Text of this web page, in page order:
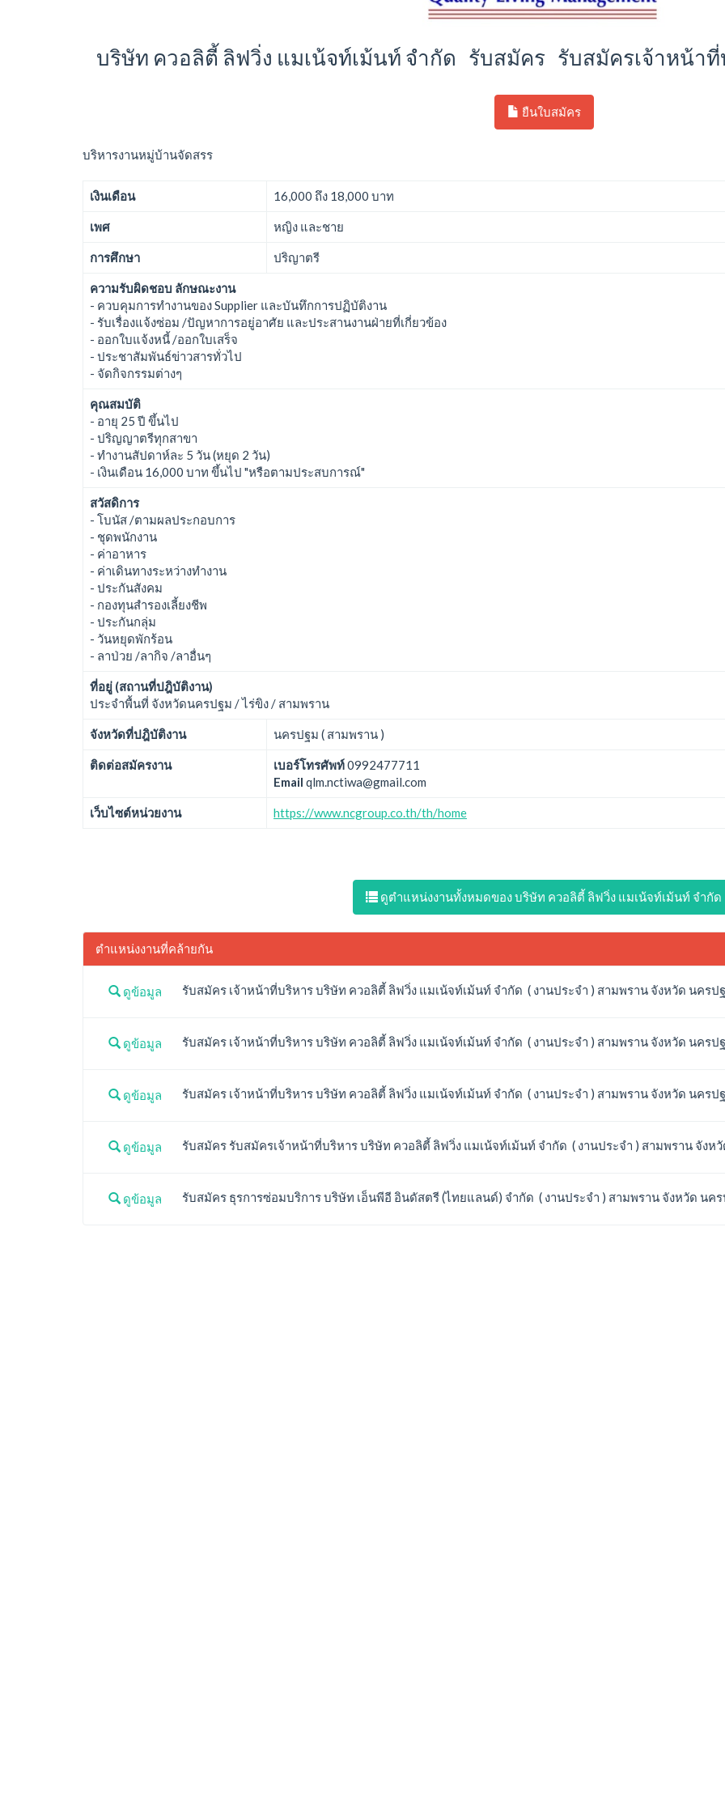
บริษัท ควอลิตี้ ลิฟวิ่ง แมเน้จท์เม้นท์ จำกัด รับสมัคร รับสมัครเจ้าหน้า
ยืนใบสมัคร
บริหารงานหมู่บ้านจัดสรร
เงินเดือน 16,000 ถึง 18,000 บาท
เพศ หญิง และชาย
การศึกษา ปริญาตรี
ความรับผิดชอบ ลักษณะงาน
- ควบคุมการทำงานของ Supplier และบันทึกการปฏิบัติงาน
- รับเรื่องแจ้งซ่อม /ปัญหาการอยู่อาศัย และประสานงานฝ่ายที่เกี่ยวข้อง
- ออกใบแจ้งหนี้ /ออกใบเสร็จ
- ประชาสัมพันธ์ข่าวสารทั่วไป
- จัดกิจกรรมต่างๆ
คุณสมบัติ
- อายุ 25 ปี ขึ้นไป
- ปริญญาตรีทุกสาขา
- ทำงานสัปดาห์ละ 5 วัน (หยุด 2 วัน)
- เงินเดือน 16,000 บาท ขึ้นไป "หรือตามประสบการณ์"
สวัสดิการ
- โบนัส /ตามผลประกอบการ
- ชุดพนักงาน
- ค่าอาหาร
- ค่าเดินทางระหว่างทำงาน
- ประกันสังคม
- กองทุนสำรองเลี้ยงชีพ
- ประกันกลุ่ม
- วันหยุดพักร้อน
- ลาป่วย /ลากิจ /ลาอื่นๆ
ที่อยู่ (สถานที่ปฎิบัติงาน)
ประจำพื้นที่ จังหวัดนครปฐม / ไร่ขิง / สามพราน
จังหวัดที่ปฎิบัติงาน นครปฐม ( สามพราน )
ติดต่อสมัครงาน เบอร์โทรศัพท์0992477711
Email qlm.nctiwa@gmail.com
เว็บไซต์หน่วยงาน https://www.ncgroup.co.th/th/home
ดูตำแหน่งงานทั้งหมดของ บริษัท ควอลิตี้ ลิฟวิ่ง แมเน้จท์เม้นท์ จำกัด
ตำแหน่งงานที่คล้ายกัน
ดูข้อมูล รับสมัคร เจ้าหน้าที่บริหาร บริษัท ควอลิตี้ ลิฟวิ่ง แมเน้จท์เม้นท์ จำกัด ( งานประจำ ) สามพราน จังหวัด นครป
ดูข้อมูล รับสมัคร เจ้าหน้าที่บริหาร บริษัท ควอลิตี้ ลิฟวิ่ง แมเน้จท์เม้นท์ จำกัด ( งานประจำ ) สามพราน จังหวัด นครป
ดูข้อมูล รับสมัคร เจ้าหน้าที่บริหาร บริษัท ควอลิตี้ ลิฟวิ่ง แมเน้จท์เม้นท์ จำกัด ( งานประจำ ) สามพราน จังหวัด นครป
ดูข้อมูล รับสมัคร รับสมัครเจ้าหน้าที่บริหาร บริษัท ควอลิตี้ ลิฟวิ่ง แมเน้จท์เม้นท์ จำกัด ( งานประจำ ) สามพราน จังห
ดูข้อมูล รับสมัคร ธุรการซ่อมบริการ บริษัท เอ็นพีอี อินดัสตรี (ไทยแลนด์) จำกัด ( งานประจำ ) สามพราน จังหวัด นค